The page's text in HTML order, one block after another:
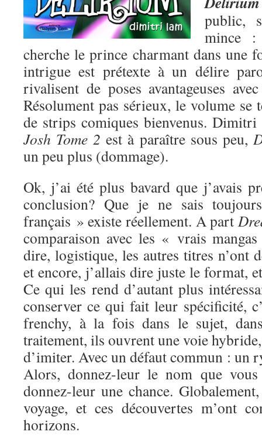
public,
mince :
cherche le prince charmant dans une
intrigue est prétexte à un délire
rivalisent de poses avantageuses
Résolument pas sérieux, le volume se
de strips comiques bienvenus.
Josh Tome 2 est à paraître sous peu,
un peu plus (dommage).
Ok, j’ai été plus bavard que j’avais
conclusion? Que je ne sais
français » existe réellement. A part
comparaison avec les « vrais
dire, logistique, les autres titres n’ont
et encore, j’allais dire juste le format,
Ce qui les rend d’autant plus
conserver ce qui fait leur spécificité,
frenchy, à la fois dans le sujet,
traitement, ils ouvrent une voie
d’imiter. Avec un défaut commun : un
Alors, donnez-leur le nom que
donnez-leur une chance.
voyage, et ces découvertes m’ont
horizons.